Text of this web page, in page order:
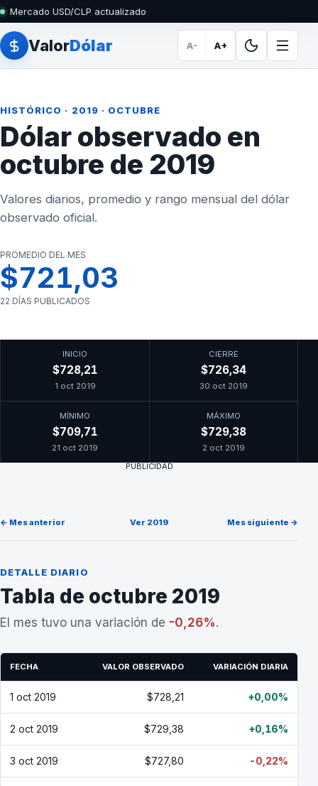
Mercado USD/CLP actualizado
ValorDólar A- A+
HISTÓRICO · 2019 · OCTUBRE
Dólar observado en
octubre de 2019
Valores diarios, promedio y rango mensual del dólar
observado oficial.
PROMEDIO DEL MES
$721,03
22 DÍAS PUBLICADOS
INICIO
$728,21
1 oct 2019
CIERRE
$726,34
30 oct 2019
MÍNIMO
$709,71
21 oct 2019
MÁXIMO
$729,38
2 oct 2019
PUBLICIDAD
← Mes anterior Ver 2019 Mes siguiente →
DETALLE DIARIO
Tabla de octubre 2019
El mes tuvo una variación de -0,26%.
FECHA VALOR OBSERVADO VARIACIÓN DIARIA
1 oct 2019 $728,21 +0,00%
2 oct 2019 $729,38 +0,16%
3 oct 2019 $727,80 -0,22%